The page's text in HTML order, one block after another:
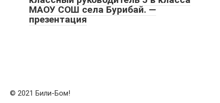
МАОУ СОШ села Бурибай. —
презентация
© 2021 Били-Бом!